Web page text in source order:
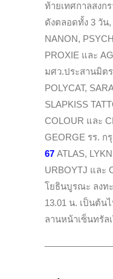
ท้ายเทศกาลสงก
ดังตลอดทั้ง 3 วัน,
NANON,
PROXIE และ
มศว.ประสานมิต
POLYCAT,
SLAPKISS
COLOUR และ
GEORGE รร. ก
67 ATLAS,
URBOYTJ และ
โยธินบูรณะ ลงท
13.01 น. เป็นต้น
ลานหน้าเซ็นทรัล